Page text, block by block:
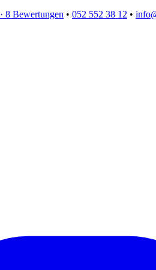
8 Bewertungen • 052 552 38 12 •